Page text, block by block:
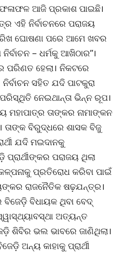
ଫଳାଫଳ ଆଜି ପ୍ରକାଶ ପାଇଛି।
ଏହି ନିର୍ବାଚନରେ ପରାଜୟ
ଘୋଷଣା ପରେ ଆମେ ଖବର
– ଧର୍ମକୁ ଆଖିଠାର”।
ପରିଣତ ହେଲା। ନିକଟରେ
ସହିତ ଯଦି ପାଟକୁରା
ପରିସ୍ଥିତି ନେଇଥାନ୍ତା ଭିନ୍ନ ରୂପ।
ମହାପାତ୍ର ତାଙ୍କର ନାମାଙ୍କନ
ବିରୁଦ୍ଧରେ ଶାସକ ବିଜୁ
ଯଦି ମଇଦାନକୁ
ପ୍ରାର୍ଥୀଙ୍କର ପରାଜୟ ଥିଲା
ପ୍ରତିରୋଧ କରିବା ପାଇଁ
ରାଜନୈତିକ ଷଢ଼ଯନ୍ତ୍ର।
ବିଜେଡ଼ି ବିଧାୟକ ଥିବା ବେଦ୍
ଅତ୍ୟନ୍ତ
ଶିବିର ଭଲ ଭାବରେ ଜାଣିଥିଲା।
ଅନ୍ୟ କାହାକୁ ପ୍ରାର୍ଥୀ